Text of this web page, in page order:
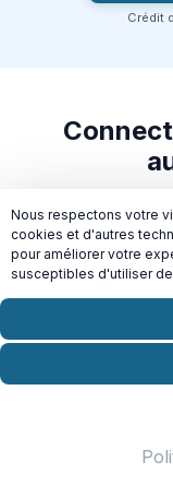
Crédit
Nous respectons votre
cookies et d'autres
pour améliorer votre
susceptibles d'utiliser